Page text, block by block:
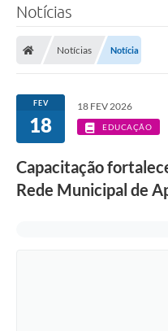
Notícias
Notícias Notícia
FEV
18
18 FEV 2026
EDUCAÇÃO
Capacitação
Rede Municipal de